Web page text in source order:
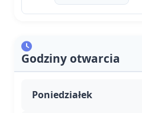
Godziny otwarcia
Poniedziałek